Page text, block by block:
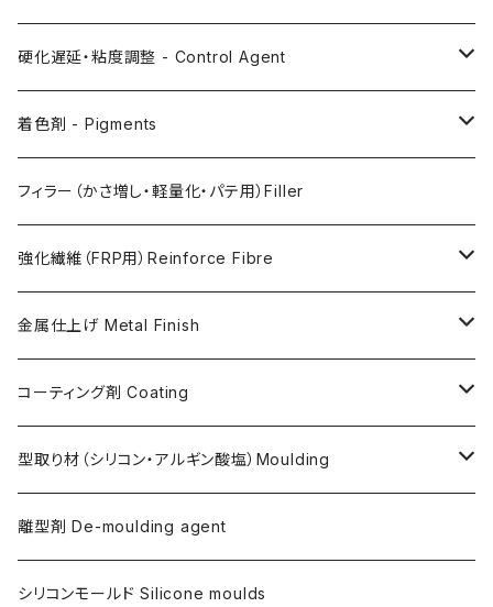
AC200
AC730
FLEX METAL
硬化遅延・粘度調整 - Control Agent
Retarder（硬化遅延剤）
Thixotrope for AC100（増粘・タレ止め剤）
Softener for AC730 (粘度低下剤)
着色剤 - Pigments
Jesmonite製Pigments
日本製Pigments
フィラー（かさ増し・軽量化・パテ用）Filler
強化繊維（FRP用）Reinforce Fibre
ガラス繊維 AC100用
ガラス繊維 AC730用
天然繊維 AC100/AC730共用
金属仕上げ Metal Finish
Metal Filler (AC100用金属粉)・鉄粉
Flex Metal (AC730ベースの金属粉入り主材)
金属仕上げ副資材
コーティング剤 Coating
アクリリックシーラーAC100用
AQSコートAC100用
フレキシガードシーラーAC730用
型取り材（シリコン・アルギン酸塩）Moulding
シリコン
アルギン酸塩（アルジネート）
離型剤 De-moulding agent
シリコンモールド Silicone moulds